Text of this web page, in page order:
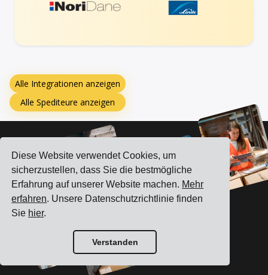
Diese Website verwendet Cookies, um
sicherzustellen, dass Sie die bestmögliche
Erfahrung auf unserer Website machen. Mehr
erfahren. Unsere Datenschutzrichtlinie finden
Sie hier.
Verstanden
Alle Integrationen anzeigen
Alle Spediteure anzeigen